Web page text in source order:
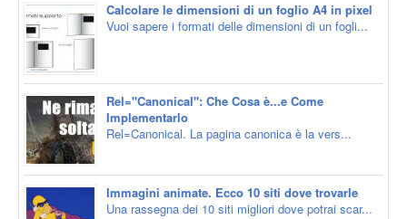
Calcolare le dimensioni di un foglio A4 in pixel
Vuoi sapere i formati delle dimensioni di un fogli...
Rel="Canonical": Che Cosa è...e Come
Implementarlo
Rel=Canonical. La pagina canonica è la vers...
Immagini animate. Ecco 10 siti dove trovarle
Una rassegna dei 10 siti migliori dove potrai scar...